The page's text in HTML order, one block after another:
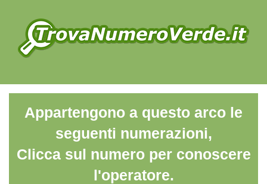
Appartengono a questo arco le
seguenti numerazioni,
Clicca sul numero per conoscere
l'operatore.